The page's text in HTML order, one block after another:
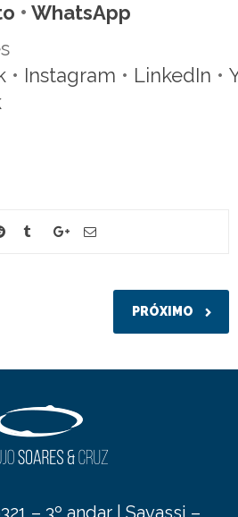
• WhatsApp
• Instagram • LinkedIn •
PRÓXIMO
– 3º andar | Savassi –